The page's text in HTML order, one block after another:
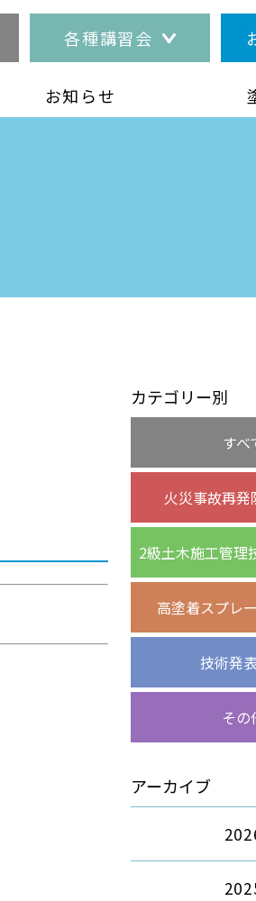
各種講習会
お知らせ
カテゴリー別
すべ
火災事故再
2級土木施工管理
高塗着スプレ
技術発
その
アーカイブ